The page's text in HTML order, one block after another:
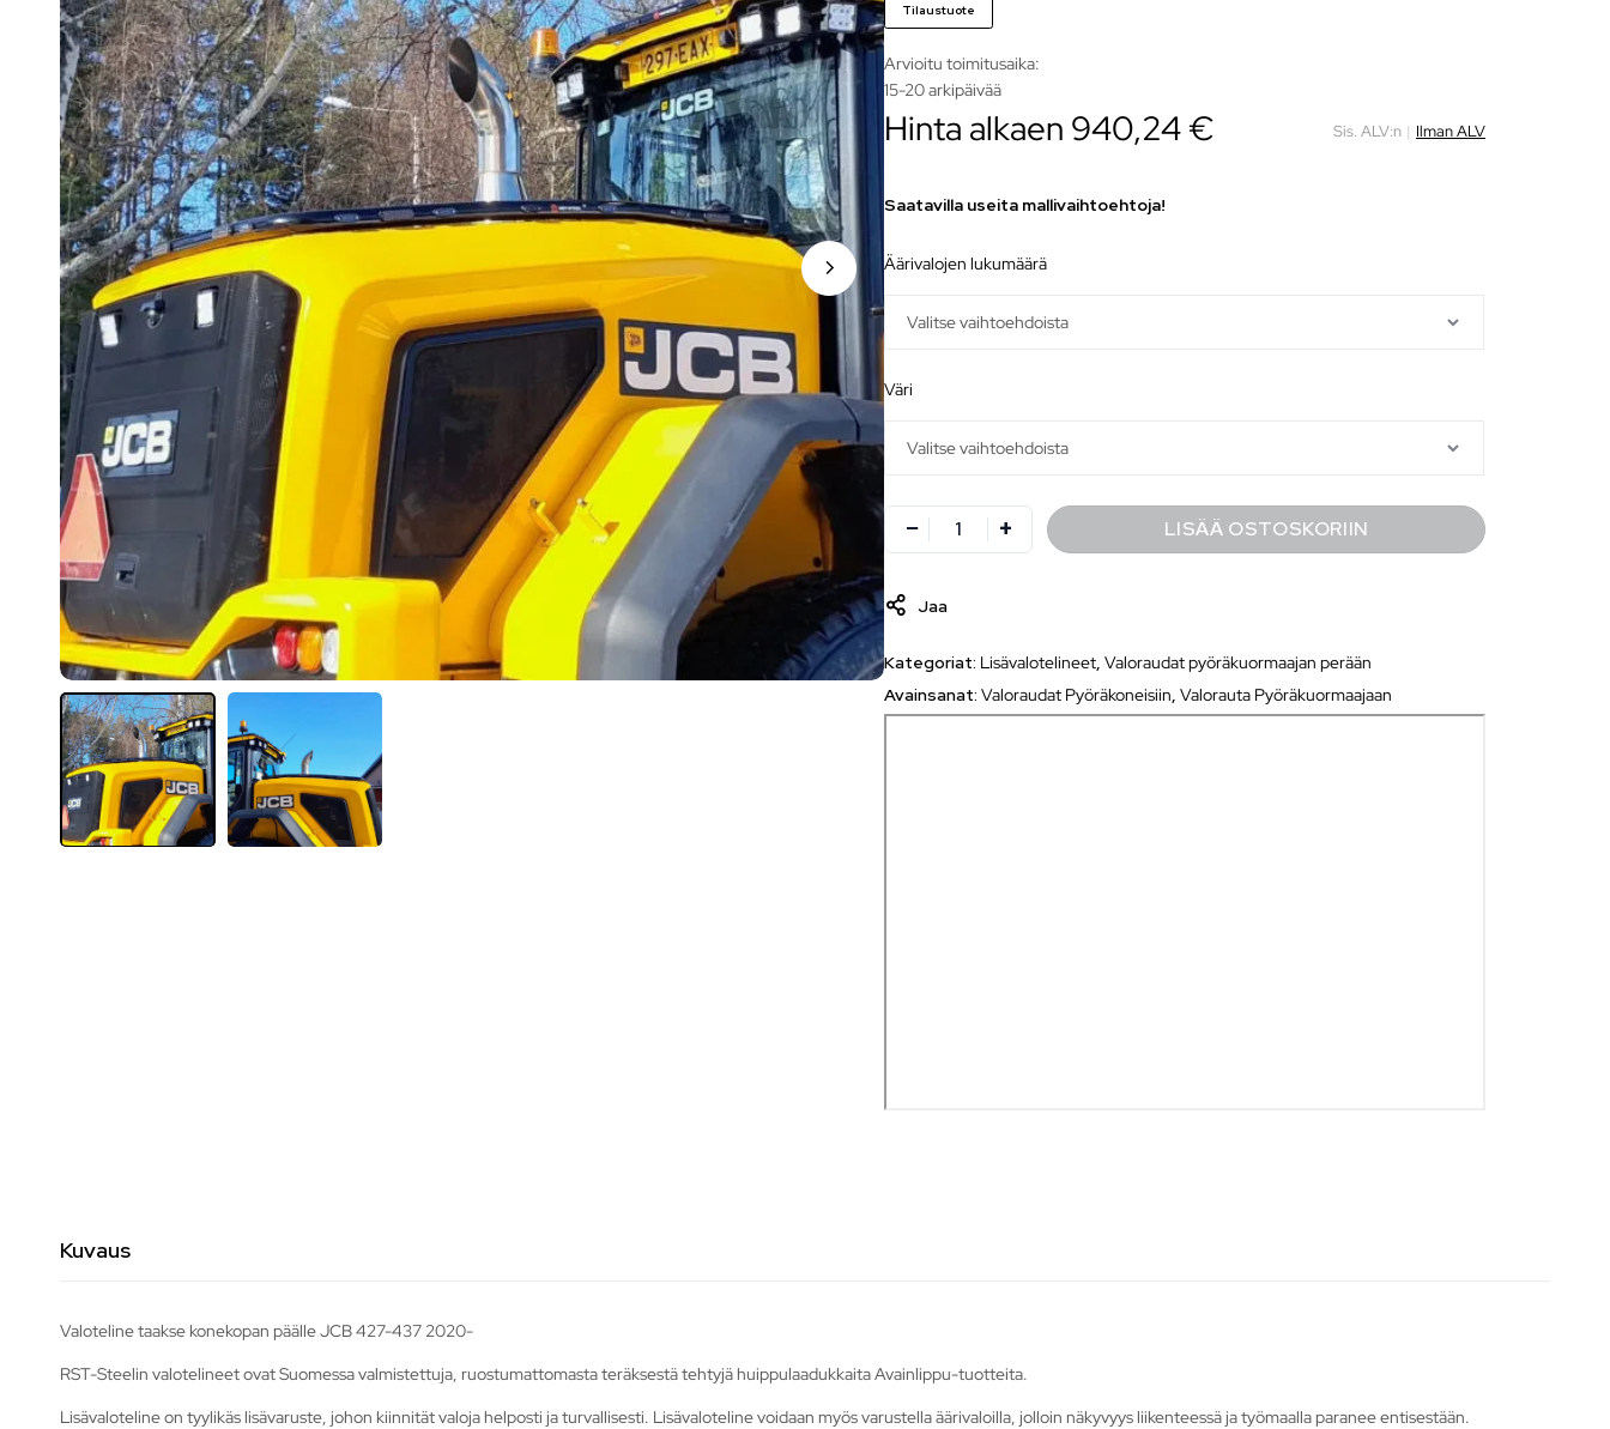
Tilaustuote
Arvioitu toimitusaika:
15-20 arkipäivää
Hinta alkaen 940,24€ Sis. ALV:n | Ilman ALV
Saatavilla useita mallivaihtoehtoja!
äärivalojen lukumäärä
väri
LISÄÄ OSTOSKORIIN
Jaa
Kategoriat: Lisävalotelineet ,Valoraudat pyöräkuormaajan perään
Avainsanat:Valoraudat Pyöräkoneisiin ,Valorauta Pyöräkuormaajaan
Kuvaus
Valoteline taakse konekopan päälle JCB 427-437 2020-
RST-Steelin valotelineet ovat Suomessa valmistettuja, ruostumattomasta teräksestä tehtyjä huippulaadukkaita Avainlippu-tuotteita.
Lisävaloteline on tyylikäs lisävaruste, johon kiinnität valoja helposti ja turvallisesti. Lisävaloteline voidaan myös varustella äärivaloilla, jolloin näkyvyys liikenteessä ja työmaalla paranee entisestään.